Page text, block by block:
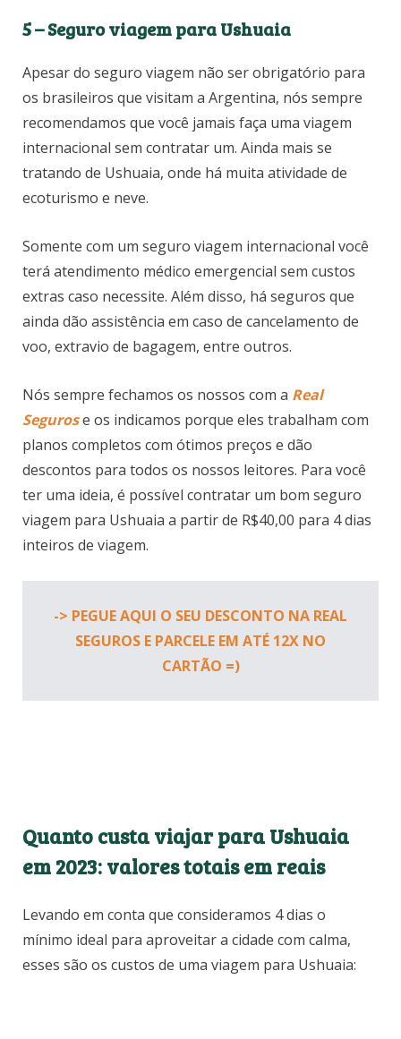
5 –Seguro viagem para Ushuaia
Apesar do seguro viagem não ser obrigatório para
os brasileiros que visitam a Argentina, nós sempre
recomendamos que você jamais faça uma viagem
internacional sem contratar um. Ainda mais se
tratando de Ushuaia, onde há muita atividade de
ecoturismo e neve.
Somente com um seguro viagem internacional você
terá atendimento médico emergencial sem custos
extras caso necessite. Além disso, há seguros que
ainda dão assistência em caso de cancelamento de
voo, extravio de bagagem, entre outros.
Nós sempre fechamos os nossos com a Real
Segurose os indicamos porque eles trabalham com
planos completos com ótimos preços e dão
descontos para todos os nossos leitores. Para você
ter uma ideia, é possível contratar um bom seguro
viagem para Ushuaia a partir de R$40,00 para 4 dias
inteiros de viagem.
-> PEGUE AQUI O SEU DESCONTO NA REAL
SEGUROS E PARCELE EM ATÉ 12X NO
CARTÃO =)
Quanto custa viajar para Ushuaia
em 2023: valores totais em reais
Levando em conta que consideramos 4 dias o
mínimo ideal para aproveitar a cidade com calma,
esses são os custos de uma viagem para Ushuaia: